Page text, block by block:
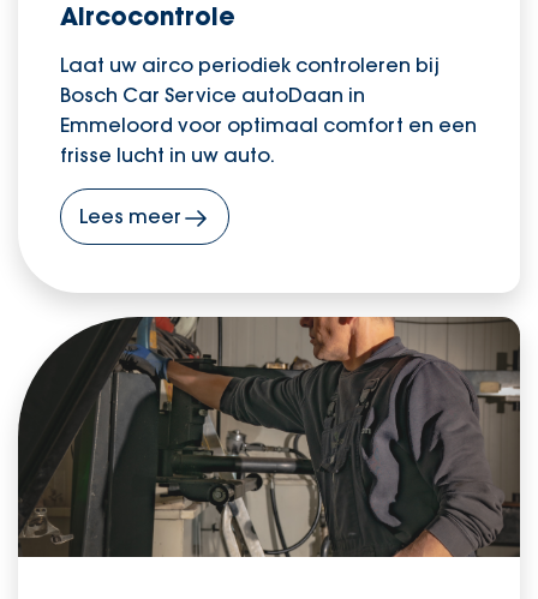
Aircocontrole
Laat uw airco periodiek controleren bij
Bosch Car Service autoDaan in
Emmeloord voor optimaal comfort en een
frisse lucht in uw auto.
Lees meer